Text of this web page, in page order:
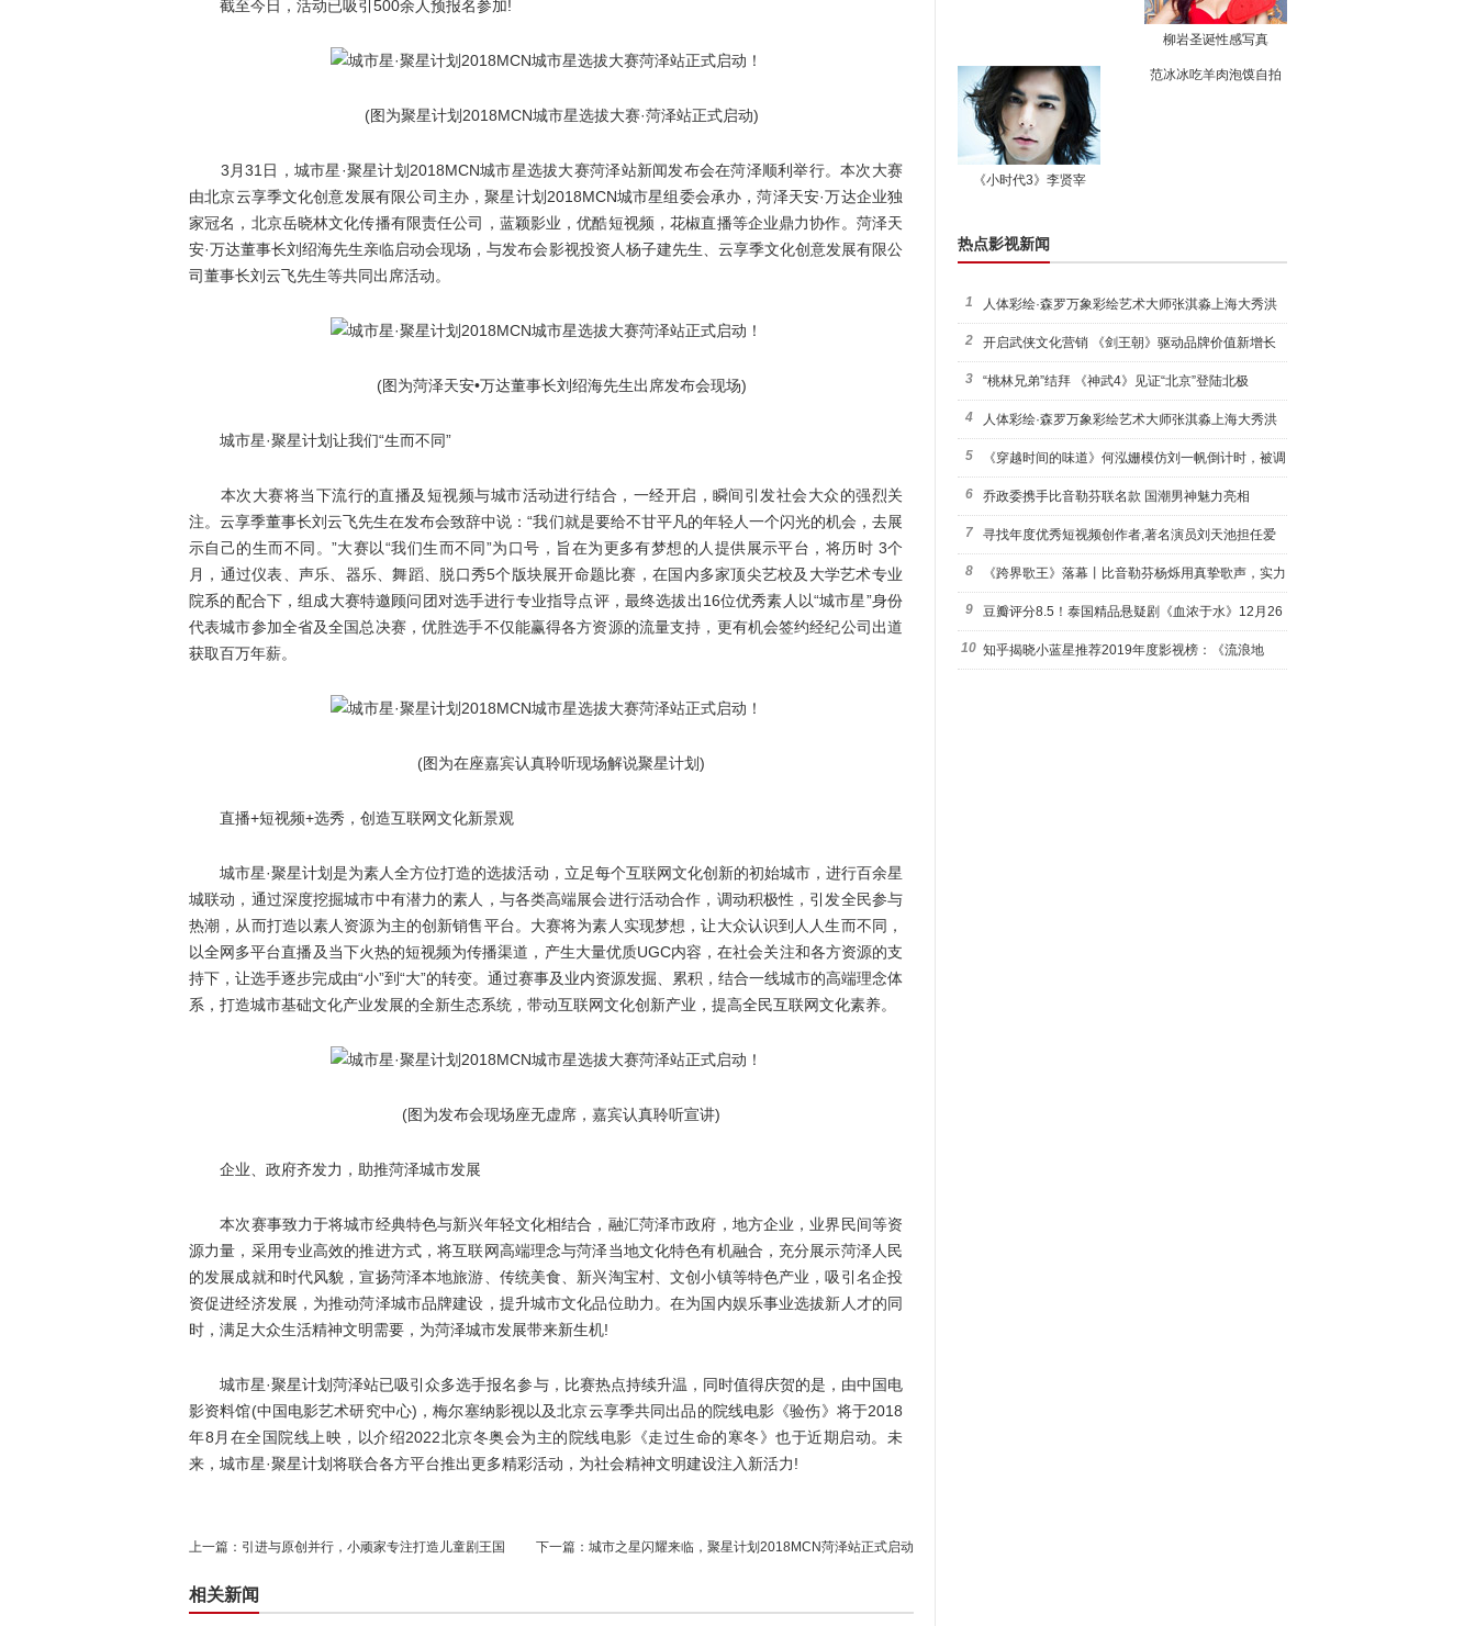
截至今日，活动已吸引500余人预报名参加!
(图为聚星计划2018MCN城市星选拔大赛·菏泽站正式启动)
3月31日，城市星·聚星计划2018MCN城市星选拔大赛菏泽站新闻发布会在菏泽顺利举行。本次大赛
由北京云享季文化创意发展有限公司主办，聚星计划2018MCN城市星组委会承办，菏泽天安·万达企业独
家冠名，北京岳晓林文化传播有限责任公司，蓝颖影业，优酷短视频，花椒直播等企业鼎力协作。菏泽天
安·万达董事长刘绍海先生亲临启动会现场，与发布会影视投资人杨子建先生、云享季文化创意发展有限公
司董事长刘云飞先生等共同出席活动。
(图为菏泽天安•万达董事长刘绍海先生出席发布会现场)
城市星·聚星计划让我们“生而不同”
本次大赛将当下流行的直播及短视频与城市活动进行结合，一经开启，瞬间引发社会大众的强烈关
注。云享季董事长刘云飞先生在发布会致辞中说：“我们就是要给不甘平凡的年轻人一个闪光的机会，去展
示自己的生而不同。”大赛以“我们生而不同”为口号，旨在为更多有梦想的人提供展示平台，将历时 3个
月，通过仪表、声乐、器乐、舞蹈、脱口秀5个版块展开命题比赛，在国内多家顶尖艺校及大学艺术专业
院系的配合下，组成大赛特邀顾问团对选手进行专业指导点评，最终选拔出16位优秀素人以“城市星”身份
代表城市参加全省及全国总决赛，优胜选手不仅能赢得各方资源的流量支持，更有机会签约经纪公司出道
获取百万年薪。
(图为在座嘉宾认真聆听现场解说聚星计划)
直播+短视频+选秀，创造互联网文化新景观
城市星·聚星计划是为素人全方位打造的选拔活动，立足每个互联网文化创新的初始城市，进行百余星
城联动，通过深度挖掘城市中有潜力的素人，与各类高端展会进行活动合作，调动积极性，引发全民参与
热潮，从而打造以素人资源为主的创新销售平台。大赛将为素人实现梦想，让大众认识到人人生而不同，
以全网多平台直播及当下火热的短视频为传播渠道，产生大量优质UGC内容，在社会关注和各方资源的支
持下，让选手逐步完成由“小”到“大”的转变。通过赛事及业内资源发掘、累积，结合一线城市的高端理念体
系，打造城市基础文化产业发展的全新生态系统，带动互联网文化创新产业，提高全民互联网文化素养。
(图为发布会现场座无虚席，嘉宾认真聆听宣讲)
企业、政府齐发力，助推菏泽城市发展
本次赛事致力于将城市经典特色与新兴年轻文化相结合，融汇菏泽市政府，地方企业，业界民间等资
源力量，采用专业高效的推进方式，将互联网高端理念与菏泽当地文化特色有机融合，充分展示菏泽人民
的发展成就和时代风貌，宣扬菏泽本地旅游、传统美食、新兴淘宝村、文创小镇等特色产业，吸引名企投
资促进经济发展，为推动菏泽城市品牌建设，提升城市文化品位助力。在为国内娱乐事业选拔新人才的同
时，满足大众生活精神文明需要，为菏泽城市发展带来新生机!
城市星·聚星计划菏泽站已吸引众多选手报名参与，比赛热点持续升温，同时值得庆贺的是，由中国电
影资料馆(中国电影艺术研究中心)，梅尔塞纳影视以及北京云享季共同出品的院线电影《验伤》将于2018
年8月在全国院线上映，以介绍2022北京冬奥会为主的院线电影《走过生命的寒冬》也于近期启动。未
来，城市星·聚星计划将联合各方平台推出更多精彩活动，为社会精神文明建设注入新活力!
上一篇： 引进与原创并行，小顽家专注打造儿童剧王国 下一篇： 城市之星闪耀来临，聚星计划2018MCN菏泽站正式启动
相关新闻
柳岩圣诞性感写真
《小时代3》李贤宰
范冰冰吃羊肉泡馍自拍
热点影视新闻
1 人体彩绘·森罗万象彩绘艺术大师张淇淼上海大秀洪
荒宇宙
2 开启武侠文化营销 《剑王朝》驱动品牌价值新增长
3 “桃林兄弟”结拜 《神武4》见证“北京”登陆北极
4 人体彩绘·森罗万象彩绘艺术大师张淇淼上海大秀洪
荒宇宙
5 《穿越时间的味道》何泓姗模仿刘一帆倒计时，被调
侃“学人
6 乔政委携手比音勒芬联名款 国潮男神魅力亮相
7 寻找年度优秀短视频创作者,著名演员刘天池担任爱
奇艺号"奇
8 《跨界歌王》落幕丨比音勒芬杨烁用真挚歌声，实力
圈粉!
9 豆瓣评分8.5！泰国精品悬疑剧《血浓于水》12月26
日西瓜视
10 知乎揭晓小蓝星推荐2019年度影视榜：《流浪地